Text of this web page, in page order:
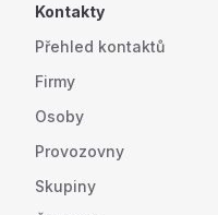
Kontakty
Přehled kontaktů
Firmy
Osoby
Provozovny
Skupiny